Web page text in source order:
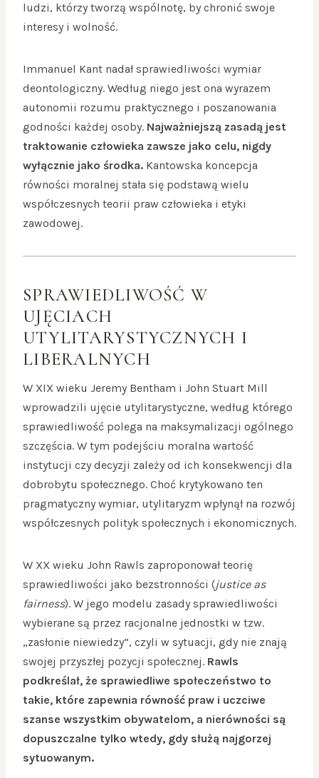
ludzi, którzy tworzą wspólnotę, by chronić swoje
interesy i wolność.
Immanuel Kant nadał sprawiedliwości wymiar
deontologiczny. Według niego jest ona wyrazem
autonomii rozumu praktycznego i poszanowania
godności każdej osoby. Najważniejszą zasadą jest
traktowanie człowieka zawsze jako celu, nigdy
wyłącznie jako środka. Kantowska koncepcja
równości moralnej stała się podstawą wielu
współczesnych teorii praw człowieka i etyki
zawodowej.
SPRAWIEDLIWOŚĆ W
UJĘCIACH
UTYLITARYSTYCZNYCH I
LIBERALNYCH
W XIX wieku Jeremy Bentham i John Stuart Mill
wprowadzili ujęcie utylitarystyczne, według którego
sprawiedliwość polega na maksymalizacji ogólnego
szczęścia. W tym podejściu moralna wartość
instytucji czy decyzji zależy od ich konsekwencji dla
dobrobytu społecznego. Choć krytykowano ten
pragmatyczny wymiar, utylitaryzm wpłynął na rozwój
współczesnych polityk społecznych i ekonomicznych.
W XX wieku John Rawls zaproponował teorię
sprawiedliwości jako bezstronności (justice as
fairness). W jego modelu zasady sprawiedliwości
wybierane są przez racjonalne jednostki w tzw.
„zasłonie niewiedzy”, czyli w sytuacji, gdy nie znają
swojej przyszłej pozycji społecznej. Rawls
podkreślał, że sprawiedliwe społeczeństwo to
takie, które zapewnia równość praw i uczciwe
szanse wszystkim obywatelom, a nierówności są
dopuszczalne tylko wtedy, gdy służą najgorzej
sytuowanym.